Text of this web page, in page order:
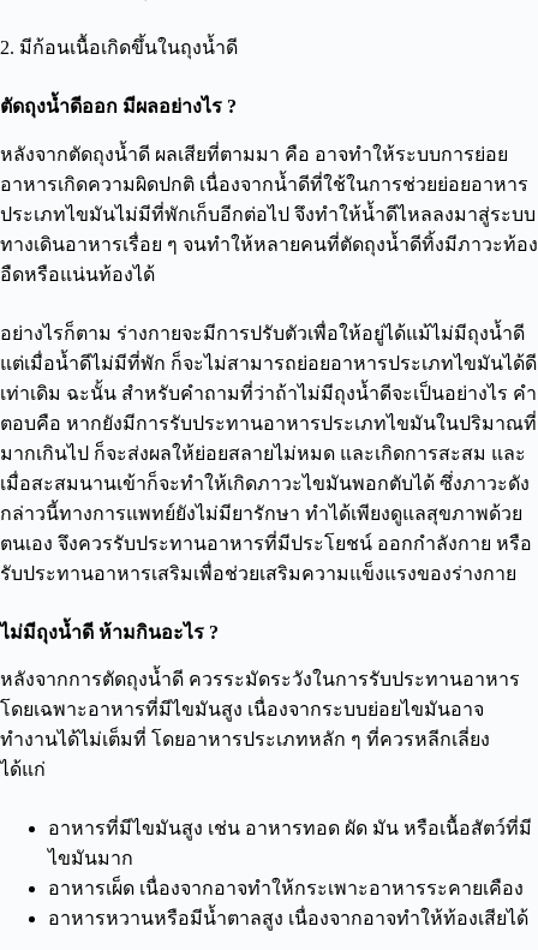
2. มีก้อนเนื้อเกิดขึ้นในถุงน้ำดี
ตัดถุงน้ำดีออก มีผลอย่างไร ?
หลังจากตัดถุงน้ำดี ผลเสียที่ตามมา คือ อาจทำให้ระบบการย่อย
อาหารเกิดความผิดปกติ เนื่องจากน้ำดีที่ใช้ในการช่วยย่อยอาหาร
ประเภทไขมันไม่มีที่พักเก็บอีกต่อไป จึงทำให้น้ำดีไหลลงมาสู่ระบบ
ทางเดินอาหารเรื่อย ๆ จนทำให้หลายคนที่ตัดถุงน้ำดีทิ้งมีภาวะท้อง
อืดหรือแน่นท้องได้
อย่างไรก็ตาม ร่างกายจะมีการปรับตัวเพื่อให้อยู่ได้แม้ไม่มีถุงน้ำดี
แต่เมื่อน้ำดีไม่มีที่พัก ก็จะไม่สามารถย่อยอาหารประเภทไขมันได้ดี
เท่าเดิม ฉะนั้น สำหรับคำถามที่ว่าถ้าไม่มีถุงน้ำดีจะเป็นอย่างไร คำ
ตอบคือ หากยังมีการรับประทานอาหารประเภทไขมันในปริมาณที่
มากเกินไป ก็จะส่งผลให้ย่อยสลายไม่หมด และเกิดการสะสม และ
เมื่อสะสมนานเข้าก็จะทำให้เกิดภาวะไขมันพอกตับได้ ซึ่งภาวะดัง
กล่าวนี้ทางการแพทย์ยังไม่มียารักษา ทำได้เพียงดูแลสุขภาพด้วย
ตนเอง จึงควรรับประทานอาหารที่มีประโยชน์ ออกกำลังกาย หรือ
รับประทานอาหารเสริมเพื่อช่วยเสริมความแข็งแรงของร่างกาย
ไม่มีถุงน้ำดี ห้ามกินอะไร ?
หลังจากการตัดถุงน้ำดี ควรระมัดระวังในการรับประทานอาหาร
โดยเฉพาะอาหารที่มีไขมันสูง เนื่องจากระบบย่อยไขมันอาจ
ทำงานได้ไม่เต็มที่ โดยอาหารประเภทหลัก ๆ ที่ควรหลีกเลี่ยง
ได้แก่
อาหารที่มีไขมันสูง เช่น อาหารทอด ผัด มัน หรือเนื้อสัตว์ที่มี
ไขมันมาก
อาหารเผ็ด เนื่องจากอาจทำให้กระเพาะอาหารระคายเคือง
อาหารหวานหรือมีน้ำตาลสูง เนื่องจากอาจทำให้ท้องเสียได้